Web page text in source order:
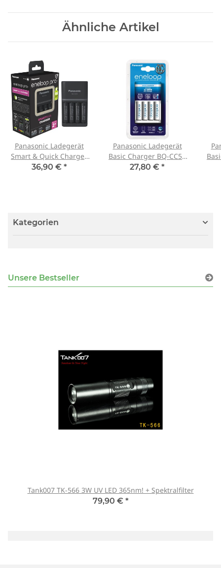
Ähnliche Artikel
Panasonic Ladegerät
Smart & Quick Charger
BQ-CC55E + 4x eneloop
36,90 € *
Panasonic Ladegerät
Basic Charger BQ-CC51
inkl. 4 eneloop AA
27,80 € *
Kategorien
Unsere Bestseller
Tank007 TK-566 3W UV LED 365nm! + Spektralfilter
79,90 € *